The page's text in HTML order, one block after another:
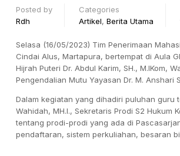
Posted by
Rdh
Categories
Artikel, Berita Utama
Selasa (16/05/2023) Tim Penerimaan
Cindai Alus, Martapura, bertempat di Aula
Hijrah Puteri Dr. Abdul Karim, SH., M.IKom,
Pengendalian Mutu Yayasan Dr. M. Anshari
Dalam kegiatan yang dihadiri puluhan guru
Wahidah, MH.I., Sekretaris Prodi S2 Hukum
tentang prodi-prodi yang ada di
pendaftaran, sistem perkuliahan, besaran